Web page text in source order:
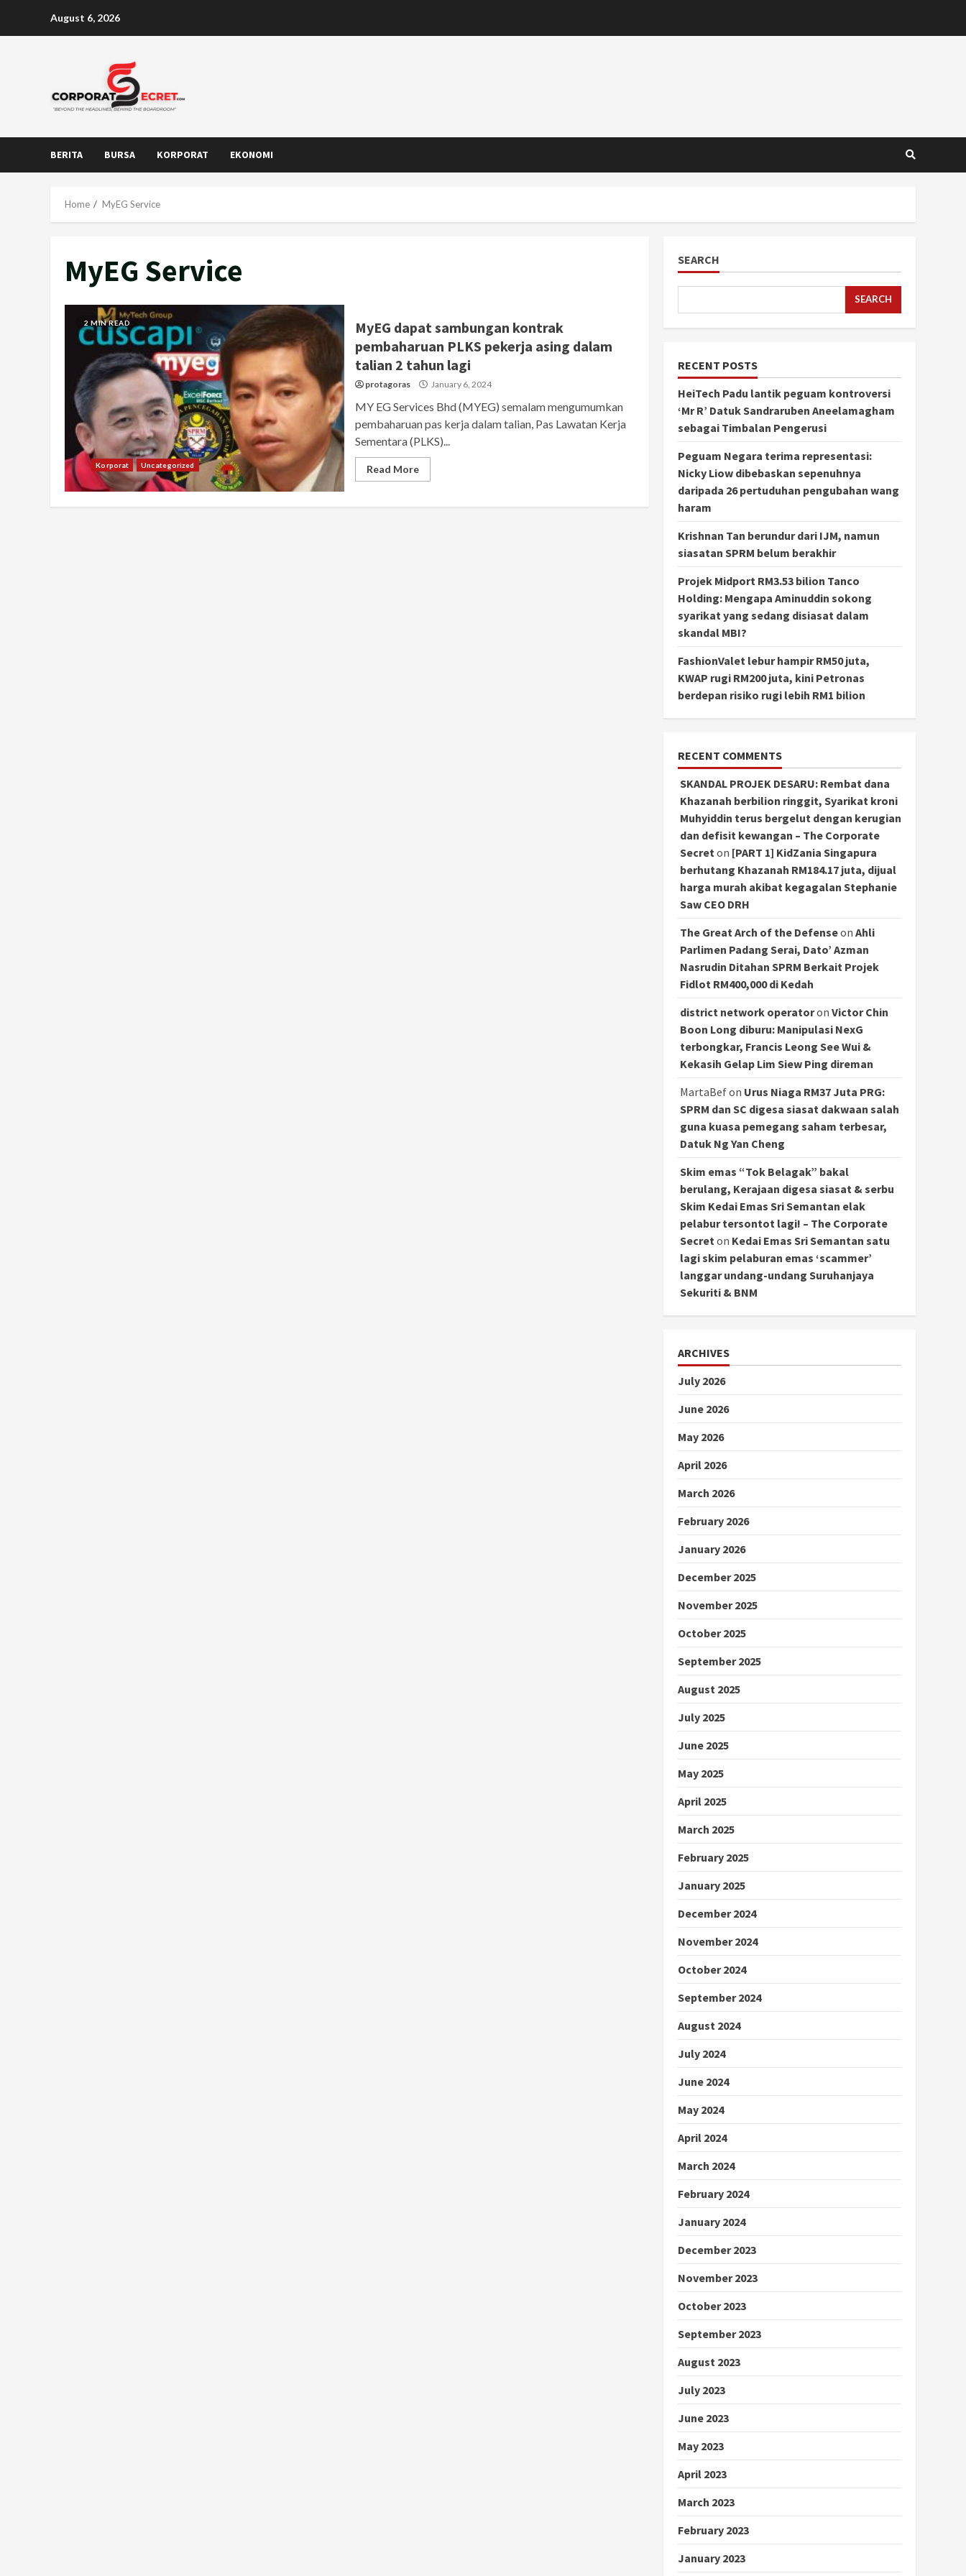
August 6, 2026
BERITA BURSA KORPORAT EKONOMI
Home MyEG Service
MyEG Service
2 MIN READ
Korporat Uncategorized
MyEG dapat sambungan kontrak
pembaharuan PLKS pekerja asing dalam
talian 2 tahun lagi
protagoras January 6, 2024
MY EG Services Bhd (MYEG) semalam mengumumkan
pembaharuan pas kerja dalam talian, Pas Lawatan Kerja
Sementara (PLKS)...
Read More
SEARCH
SEARCH
RECENT POSTS
HeiTech Padu lantik peguam kontroversi
‘Mr R’ Datuk Sandraruben Aneelamagham
sebagai Timbalan Pengerusi
Peguam Negara terima representasi:
Nicky Liow dibebaskan sepenuhnya
daripada 26 pertuduhan pengubahan wang
haram
Krishnan Tan berundur dari IJM, namun
siasatan SPRM belum berakhir
Projek Midport RM3.53 bilion Tanco
Holding: Mengapa Aminuddin sokong
syarikat yang sedang disiasat dalam
skandal MBI?
FashionValet lebur hampir RM50 juta,
KWAP rugi RM200 juta, kini Petronas
berdepan risiko rugi lebih RM1 bilion
RECENT COMMENTS
SKANDAL PROJEK DESARU: Rembat dana
Khazanah berbilion ringgit, Syarikat kroni
Muhyiddin terus bergelut dengan kerugian
dan defisit kewangan – The Corporate
Secret on [PART 1] KidZania Singapura
berhutang Khazanah RM184.17 juta, dijual
harga murah akibat kegagalan Stephanie
Saw CEO DRH
The Great Arch of the Defenseon Ahli
Parlimen Padang Serai, Dato’ Azman
Nasrudin Ditahan SPRM Berkait Projek
Fidlot RM400,000 di Kedah
district network operatoron Victor Chin
Boon Long diburu: Manipulasi NexG
terbongkar, Francis Leong See Wui &
Kekasih Gelap Lim Siew Ping direman
MartaBefon Urus Niaga RM37 Juta PRG:
SPRM dan SC digesa siasat dakwaan salah
guna kuasa pemegang saham terbesar,
Datuk Ng Yan Cheng
Skim emas “Tok Belagak” bakal
berulang, Kerajaan digesa siasat & serbu
Skim Kedai Emas Sri Semantan elak
pelabur tersontot lagi! – The Corporate
Secret on Kedai Emas Sri Semantan satu
lagi skim pelaburan emas ‘scammer’
langgar undang-undang Suruhanjaya
Sekuriti & BNM
ARCHIVES
July 2026
June 2026
May 2026
April 2026
March 2026
February 2026
January 2026
December 2025
November 2025
October 2025
September 2025
August 2025
July 2025
June 2025
May 2025
April 2025
March 2025
February 2025
January 2025
December 2024
November 2024
October 2024
September 2024
August 2024
July 2024
June 2024
May 2024
April 2024
March 2024
February 2024
January 2024
December 2023
November 2023
October 2023
September 2023
August 2023
July 2023
June 2023
May 2023
April 2023
March 2023
February 2023
January 2023